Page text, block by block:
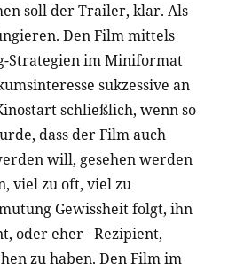
soll der Trailer, klar. Als
Den Film mittels
Strategien im Miniformat
sukzessive an
schließlich, wenn so
dass der Film auch
will, gesehen werden
viel zu oft, viel zu
Gewissheit folgt, ihn
oder eher –Rezipient,
zu haben. Den Film im